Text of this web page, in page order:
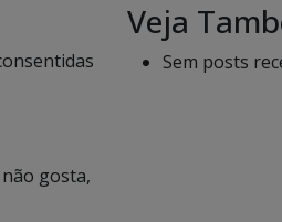
gosta,
Veja
Sem posts